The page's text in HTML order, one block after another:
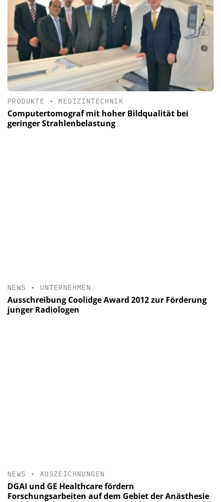
PRODUKTE • MEDIZINTECHNIK
Computertomograf mit hoher Bildqualität bei
geringer Strahlenbelastung
NEWS • UNTERNEHMEN
Ausschreibung Coolidge Award 2012 zur Förderung
junger Radiologen
NEWS • AUSZEICHNUNGEN
DGAI und GE Healthcare fördern
Forschungsarbeiten auf dem Gebiet der Anästhesie